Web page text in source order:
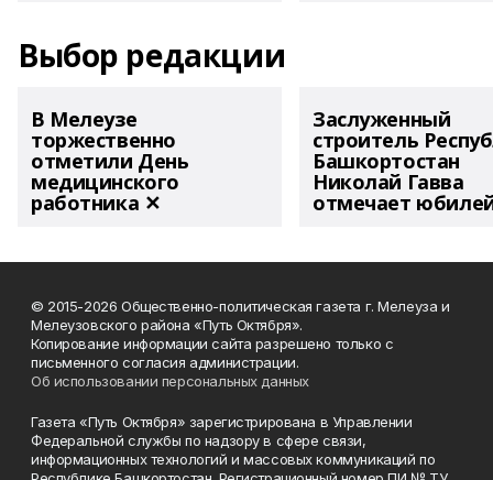
Выбор редакции
В Мелеузе
торжественно
отметили День
медицинского
работника ✕
Заслуженный
строитель
Башкортостан
Николай Гавва
отмечает
© 2015-2026 Общественно-политическая газета г. Мелеуза и
Мелеузовского района «Путь Октября».
Копирование информации сайта разрешено только с
письменного согласия администрации.
Об использовании персональных данных
Газета «Путь Октября» зарегистрирована в Управлении
Федеральной службы по надзору в сфере связи,
информационных технологий и массовых коммуникаций по